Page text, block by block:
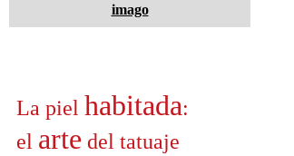
imago
La piel habitada:
el arte del tatuaje